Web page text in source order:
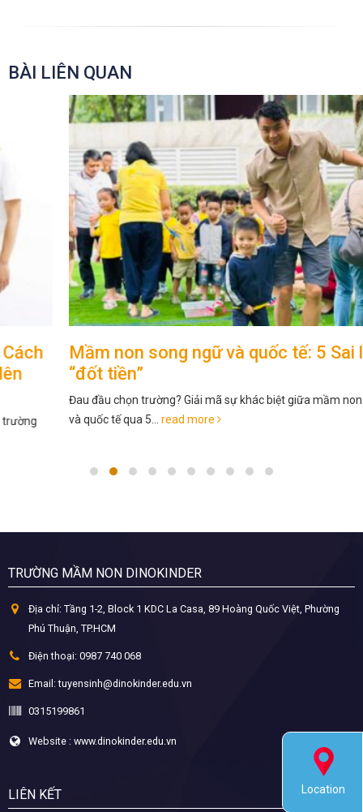
BÀI LIÊN QUAN
Mầm non song ngữ và quốc tế: 5 Sai lầm
“đốt tiền”
Đau đầu chọn trường? Giải mã sự khác biệt giữa mầm non song ngữ
và quốc tế qua 5...read more
Phú Thuận, TP.HCM
Location